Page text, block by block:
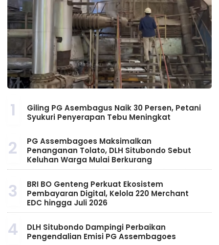
1
Giling PG Asembagus Naik 30 Persen, Petani
Syukuri Penyerapan Tebu Meningkat
2
PG Assembagoes Maksimalkan
Penanganan Tolato, DLH Situbondo Sebut
Keluhan Warga Mulai Berkurang
3
BRI BO Genteng Perkuat Ekosistem
Pembayaran Digital, Kelola 220 Merchant
EDC hingga Juli 2026
4
DLH Situbondo Dampingi Perbaikan
Pengendalian Emisi PG Assembagoes